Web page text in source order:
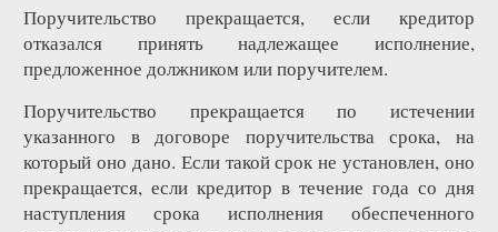
Поручительство прекращается, если кредитор
отказался принять надлежащее исполнение,
предложенное должником или поручителем.
Поручительство прекращается по истечении
указанного в договоре поручительства срока, на
который оно дано. Если такой срок не установлен, оно
прекращается, если кредитор в течение года со дня
наступления срока исполнения обеспеченного